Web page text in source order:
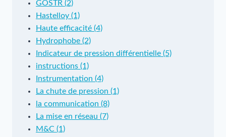
GOSTR (2)
Hastelloy (1)
Haute efficacité (4)
Hydrophobe (2)
Indicateur de pression différentielle (5)
instructions (1)
Instrumentation (4)
La chute de pression (1)
la communication (8)
La mise en réseau (7)
M&C (1)